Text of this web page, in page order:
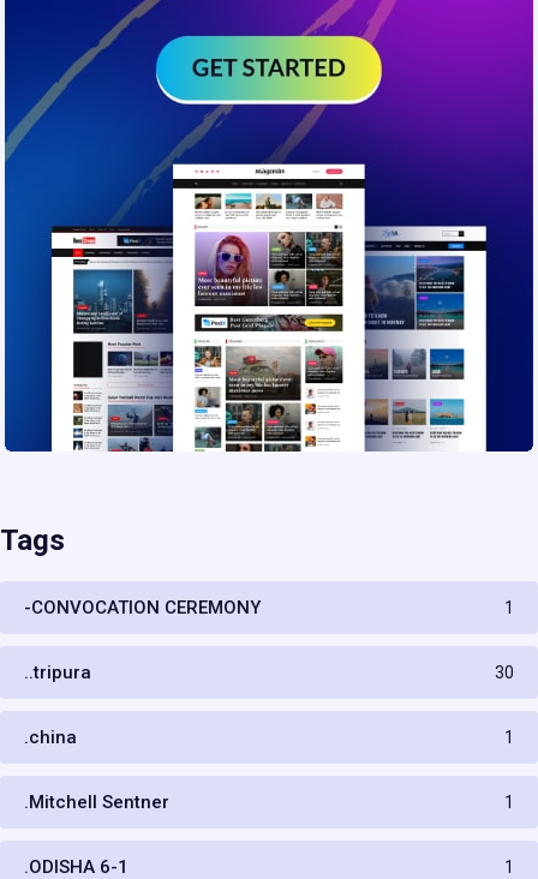
Tags
-CONVOCATION CEREMONY 1
..tripura 30
.china 1
.Mitchell Sentner 1
.ODISHA 6-1 1